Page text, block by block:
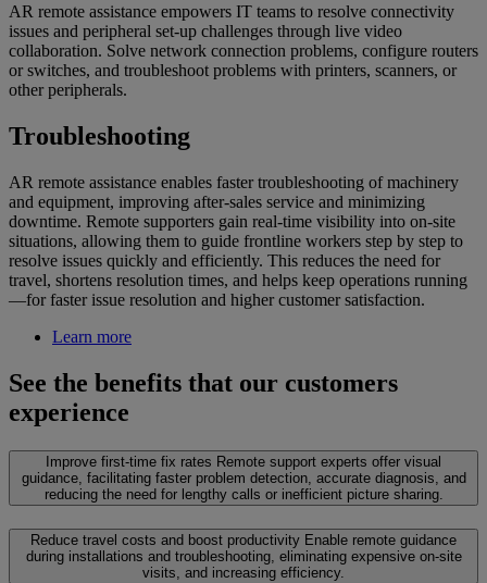
AR remote assistance empowers IT teams to resolve connectivity
issues and peripheral set-up challenges through live video
collaboration. Solve network connection problems, configure routers
or switches, and troubleshoot problems with printers, scanners, or
other peripherals.
Troubleshooting
AR remote assistance enables faster troubleshooting of machinery
and equipment, improving after-sales service and minimizing
downtime. Remote supporters gain real-time visibility into on-site
situations, allowing them to guide frontline workers step by step to
resolve issues quickly and efficiently. This reduces the need for
travel, shortens resolution times, and helps keep operations running
—for faster issue resolution and higher customer satisfaction.
Learn more
See the benefits that our customers
experience
Improve first-time fix rates Remote support experts offer visual
guidance, facilitating faster problem detection, accurate diagnosis, and
reducing the need for lengthy calls or inefficient picture sharing.
Reduce travel costs and boost productivity Enable remote guidance
during installations and troubleshooting, eliminating expensive on-site
visits, and increasing efficiency.